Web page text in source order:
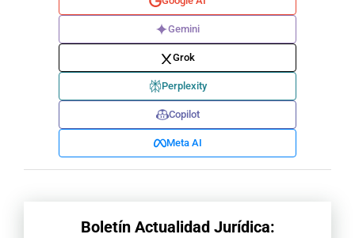
Gemini
Grok
Perplexity
Copilot
Meta AI
Boletín Actualidad Jurídica: